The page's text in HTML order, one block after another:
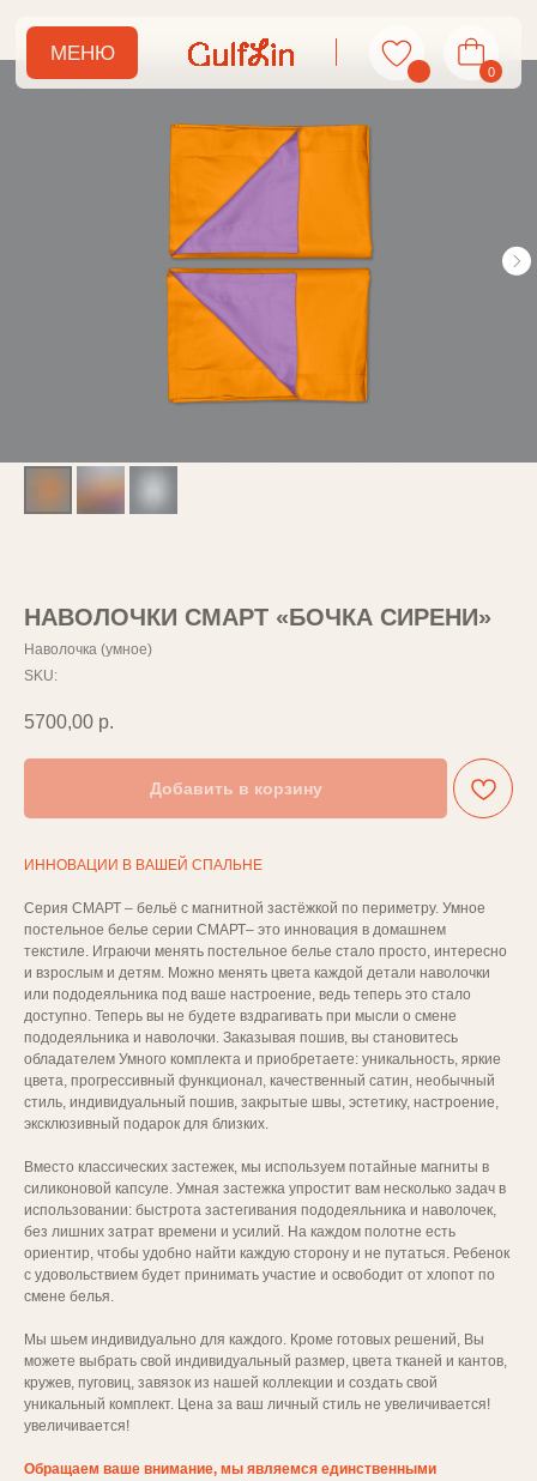
НАВОЛОЧКИ СМАРТ «БОЧКА СИРЕНИ»
Наволочка (умное)
SKU:
5700,00 р.
Добавить в корзину
ИННОВАЦИИ В ВАШЕЙ СПАЛЬНЕ
Серия СМАРТ – бельё с магнитной застёжкой по периметру. Умное
постельное белье серии СМАРТ– это инновация в домашнем
текстиле. Играючи менять постельное белье стало просто, интересно
и взрослым и детям. Можно менять цвета каждой детали наволочки
или пододеяльника под ваше настроение, ведь теперь это стало
доступно. Теперь вы не будете вздрагивать при мысли о смене
пододеяльника и наволочки. Заказывая пошив, вы становитесь
обладателем Умного комплекта и приобретаете: уникальность, яркие
цвета, прогрессивный функционал, качественный сатин, необычный
стиль, индивидуальный пошив, закрытые швы, эстетику, настроение,
эксклюзивный подарок для близких.
Вместо классических застежек, мы используем потайные магниты в
силиконовой капсуле. Умная застежка упростит вам несколько задач в
использовании: быстрота застегивания пододеяльника и наволочек,
без лишних затрат времени и усилий. На каждом полотне есть
ориентир, чтобы удобно найти каждую сторону и не путаться. Ребенок
с удовольствием будет принимать участие и освободит от хлопот по
смене белья.
Мы шьем индивидуально для каждого. Кроме готовых решений, Вы
можете выбрать свой индивидуальный размер, цвета тканей и кантов,
кружев, пуговиц, завязок из нашей коллекции и создать свой
уникальный комплект. Цена за ваш личный стиль не увеличивается!
увеличивается!
Обращаем ваше внимание, мы являемся единственными